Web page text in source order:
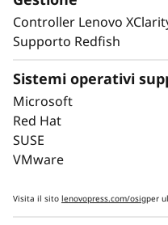
sembrano ore. Per
livello enterprise, ci
di livello aziendale.
rilevamento degli
inattività, con la
identificare
come un mini-
Controller Lenovo
Supporto Redfish
Sistemi operativi
Microsoft
Red Hat
SUSE
VMware
Visita il sito lenovopress.com/osigper